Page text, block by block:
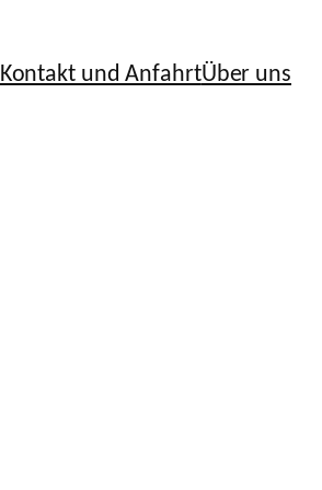
Kontakt und AnfahrtÜber uns